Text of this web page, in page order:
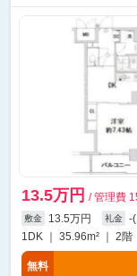
13.5万円 / 管理費
敷金 13.5万円 礼金
-
1DK ｜ 35.96m² ｜ 2階
無料